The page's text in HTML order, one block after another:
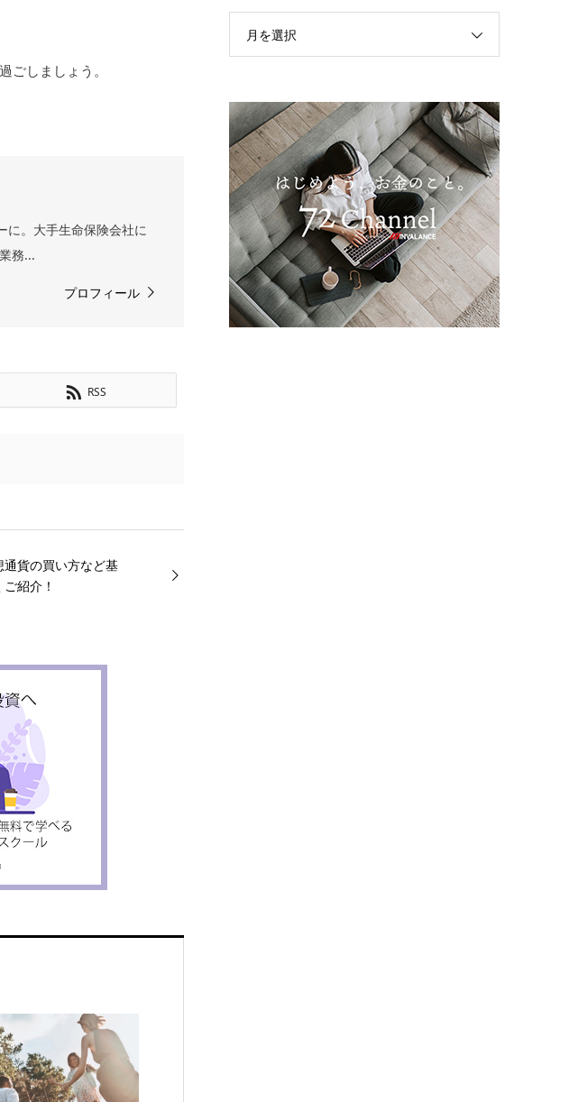
しましょう。
に。大手生命保険会社に
務...
プロフィール
RSS
貨の買い方など基
紹介！
月を選択